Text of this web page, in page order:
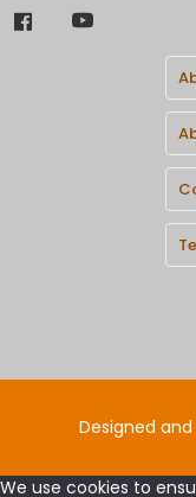
Designed
We use cookies to